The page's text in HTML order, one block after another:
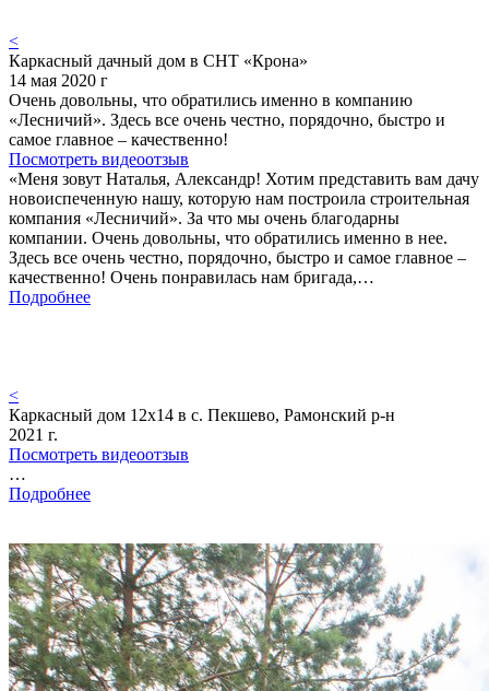
<
Каркасный дачный дом в СНТ «Крона»
14 мая 2020 г
Очень довольны, что обратились именно в компанию
«Лесничий». Здесь все очень честно, порядочно, быстро и
самое главное – качественно!
Посмотреть видеоотзыв
«Меня зовут Наталья, Александр! Хотим представить вам дачу
новоиспеченную нашу, которую нам построила строительная
компания «Лесничий». За что мы очень благодарны
компании. Очень довольны, что обратились именно в нее.
Здесь все очень честно, порядочно, быстро и самое главное –
качественно! Очень понравилась нам бригада,…
Подробнее
<
Каркасный дом 12х14 в с. Пекшево, Рамонский р-н
2021 г.
Посмотреть видеоотзыв
…
Подробнее